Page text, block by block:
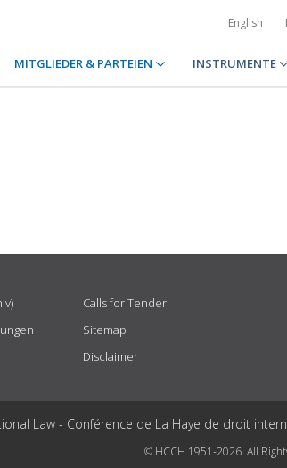
English
MITGLIEDER & PARTEIEN INSTRUMENTE
Calls for Tender
Sitemap
Disclaimer
Law - Conférence de La Haye de droit
© HCCH 1951-2026. All